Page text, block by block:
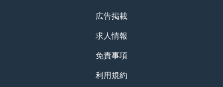
広告掲載
求人情報
免責事項
利用規約